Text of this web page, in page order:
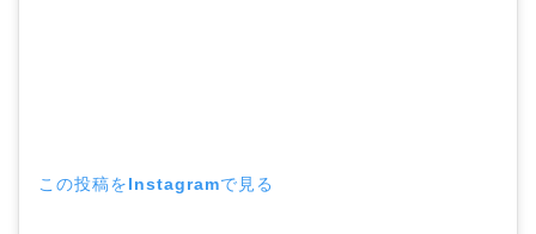
この投稿をInstagramで見る